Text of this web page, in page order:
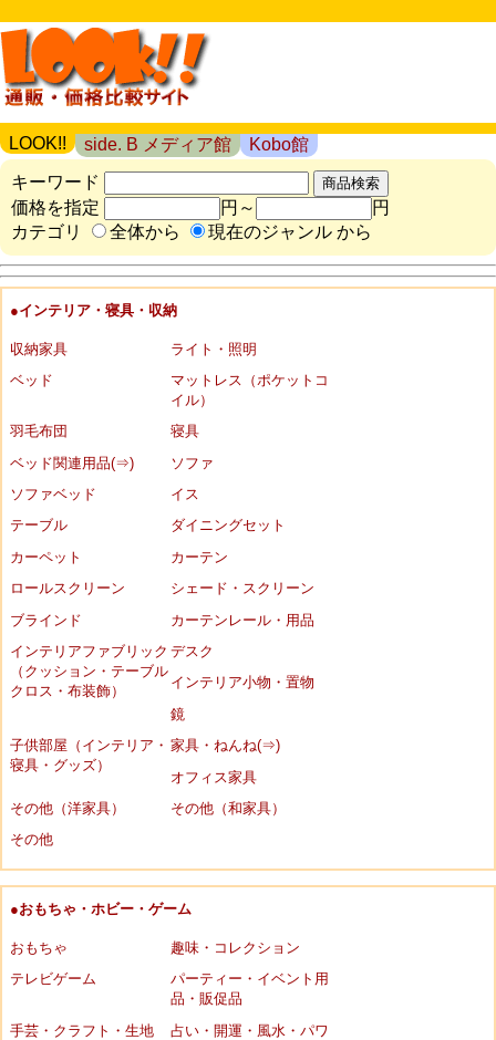
LOOK!! side. B メディア館
Kobo館
キーワード
価格を指定
円～
円
カテゴリ
全体から 現在のジャンル から
●インテリア・寝具・収納
収納家具
ライト・照明
ベッド
マットレス（ポケットコ
イル）
羽毛布団
寝具
ベッド関連用品(⇒)
ソファ
ソファベッド
イス
テーブル
ダイニングセット
カーペット
カーテン
ロールスクリーン
シェード・スクリーン
ブラインド
カーテンレール・用品
インテリアファブリック
（クッション・テーブル
クロス・布装飾）
デスク
インテリア小物・置物
鏡
子供部屋（インテリア・
寝具・グッズ）
家具・ねんね(⇒)
オフィス家具
その他（洋家具）
その他（和家具）
その他
●おもちゃ・ホビー・ゲーム
おもちゃ
趣味・コレクション
テレビゲーム
パーティー・イベント用
品・販促品
手芸・クラフト・生地
占い・開運・風水・パワ